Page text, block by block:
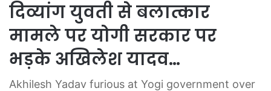
दिव्यांग युवती से बलात्कार
मामले पर योगी सरकार पर
भड़के अखिलेश यादव…
Akhilesh Yadav furious at Yogi government over